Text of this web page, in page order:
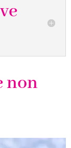
non